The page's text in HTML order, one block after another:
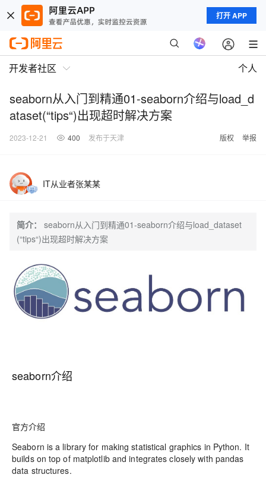
打开 APP
开发者社区 个人
seaborn从入门到精通01-seaborn介绍与load_d
ataset(“tips“)出现超时解决方案
2023-12-21 400 发布于天津 版权 举报
IT从业者张某某
简介：
seaborn从入门到精通01-seaborn介绍与load_dataset
(“tips“)出现超时解决方案
seaborn介绍
官方介绍
Seaborn is a library for making statistical graphics in Python. It
builds on top of matplotlib and integrates closely with pandas
data structures.